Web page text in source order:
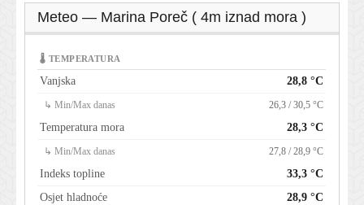
Meteo — Marina Poreč ( 4m iznad mora )
🌡 TEMPERATURA
Vanjska 28,8 °C
↳ Min/Max danas 26,3 / 30,5 °C
Temperatura mora 28,3 °C
↳ Min/Max danas 27,8 / 28,9 °C
Indeks topline
33,3 °C
Osjet hladnoće
28,9 °C